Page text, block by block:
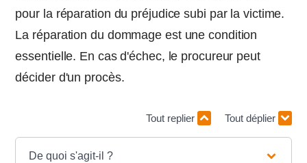
pour la réparation du préjudice subi par la victime.
La réparation du dommage est une condition
essentielle. En cas d'échec, le procureur peut
décider d'un procès.
Tout replier Tout déplier
De quoi s'agit-il ?